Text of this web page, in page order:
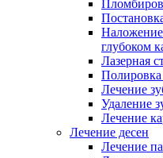
глубоком
Лазерная
Лечение
Удаление
Лечение
Лечение десен
Лечение